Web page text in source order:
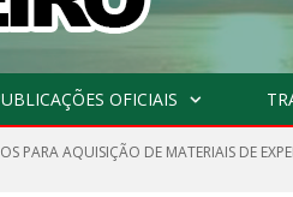
OFICIAIS
PARA AQUISIÇÃO DE MATERIAIS DE